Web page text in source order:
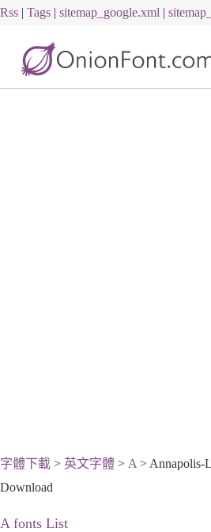
Rss | Tags | sitemap_google.xml |
字體下載 > 英文字體 > A > Annapolis-
Download
A fonts List